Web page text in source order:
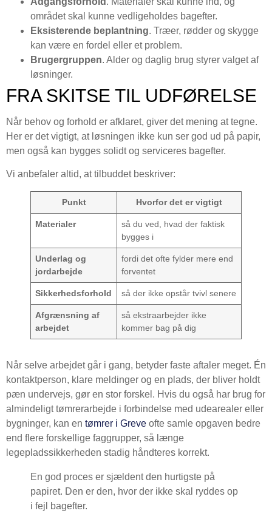
området skal kunne vedligeholdes bagefter.
Eksisterende beplantning. Træer, rødder og skygge
kan være en fordel eller et problem.
Brugergruppen. Alder og daglig brug styrer valget af
løsninger.
FRA SKITSE TIL UDFØRELSE
Når behov og forhold er afklaret, giver det mening at tegne.
Her er det vigtigt, at løsningen ikke kun ser god ud på papir,
men også kan bygges solidt og serviceres bagefter.
Vi anbefaler altid, at tilbuddet beskriver:
Punkt Hvorfor det er vigtigt
Materialer
så du ved, hvad der faktisk
bygges i
Underlag og
jordarbejde
fordi det ofte fylder mere end
forventet
Sikkerhedsforhold så der ikke opstår tvivl senere
Afgrænsning af
arbejdet
så ekstraarbejder ikke
kommer bag på dig
Når selve arbejdet går i gang, betyder faste aftaler meget. Én
kontaktperson, klare meldinger og en plads, der bliver holdt
pæn undervejs, gør en stor forskel. Hvis du også har brug for
almindeligt tømrerarbejde i forbindelse med udearealer eller
bygninger, kan en tømrer i Greve ofte samle opgaven bedre
end flere forskellige faggrupper, så længe
legepladssikkerheden stadig håndteres korrekt.
En god proces er sjældent den hurtigste på
papiret. Den er den, hvor der ikke skal ryddes op
i fejl bagefter.